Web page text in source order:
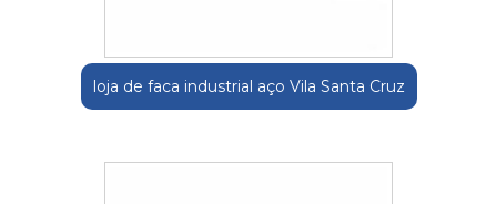
loja de faca industrial aço Vila Santa Cruz